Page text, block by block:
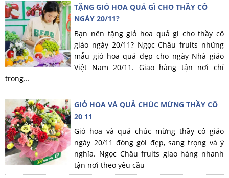
TẶNG GIỎ HOA QUẢ GÌ CHO THẦY CÔ
NGÀY 20/11?
Bạn nên tặng giỏ hoa quả gì cho thầy cô
giáo ngày 20/11? Ngọc Châu fruits những
mẫu giỏ hoa quả đẹp cho ngày Nhà giáo
Việt Nam 20/11. Giao hàng tận nơi chỉ
trong...
GIỎ HOA VÀ QUẢ CHÚC MỪNG THẦY CÔ
20 11
Giỏ hoa và quả chúc mừng thầy cô giáo
ngày 20/11 đóng gói đẹp, sang trọng và ý
nghĩa. Ngọc Châu fruits giao hàng nhanh
tận nơi theo yêu cầu